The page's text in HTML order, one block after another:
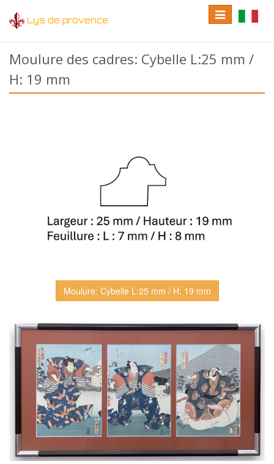
Lys de provence
language
Toggle
navigation
Moulure des cadres: Cybelle L:25 mm /
H: 19 mm
Moulure: Cybelle L:25 mm / H: 19 mm